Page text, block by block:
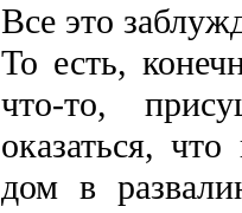
Все это
То есть,
что-то,
оказаться,
дом в